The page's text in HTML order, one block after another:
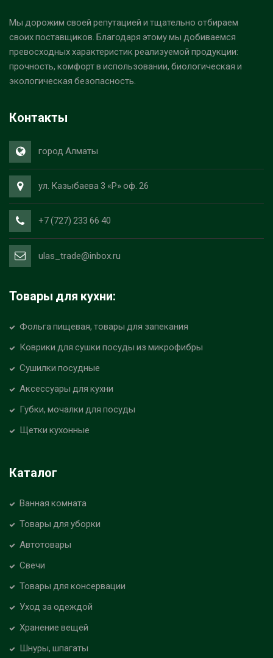
Мы дорожим своей репутацией и тщательно отбираем
своих поставщиков. Благодаря этому мы добиваемся
превосходных характеристик реализуемой продукции:
прочность, комфорт в использовании, биологическая и
экологическая безопасность.
Контакты
город Алматы
ул. Казыбаева 3 «Р» оф. 26
+7 (727) 233 66 40
ulas_trade@inbox.ru
Товары для кухни:
Фольга пищевая, товары для запекания
Коврики для сушки посуды из микрофибры
Сушилки посудные
Аксессуары для кухни
Губки, мочалки для посуды
Щетки кухонные
Каталог
Ванная комната
Товары для уборки
Автотовары
Свечи
Товары для консервации
Уход за одеждой
Хранение вещей
Шнуры, шпагаты